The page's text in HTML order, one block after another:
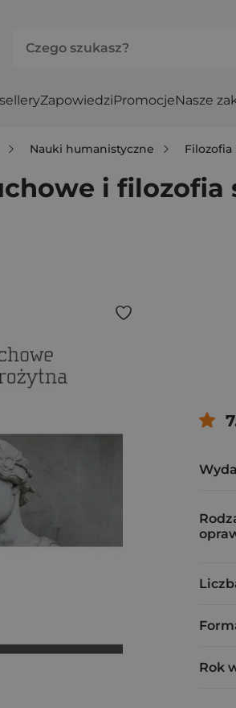
ZapowiedziPromocjeNasze
Nauki humanistyczne Filozofia
i filozofia
Rok